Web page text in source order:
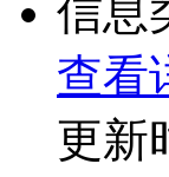
信息
查看
更新